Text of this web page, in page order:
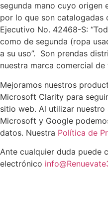
segunda mano cuyo origen
por lo que son catalogadas
Ejecutivo No. 42468-S:
como de segunda (ropa
a su uso”. Son prendas
nuestra marca comercial de
Mejoramos nuestros
Microsoft Clarity para
sitio web. Al utilizar
Microsoft y Google
datos. Nuestra Política de
Ante cualquier duda puede
electrónico